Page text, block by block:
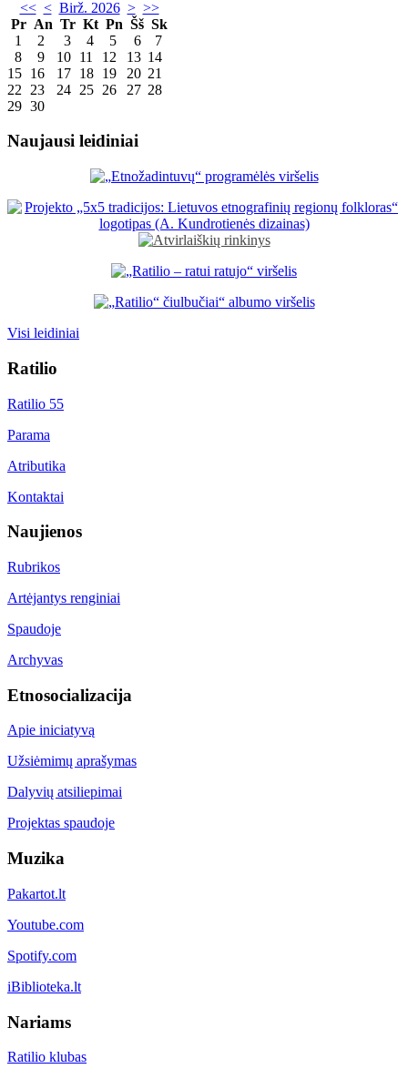
<< < Birž. 2026 > >>
Pr An Tr Kt Pn Šš Sk
1
2 3 4 5 6
7
8
9 10 11 12 13 14
15 16 17 18 19 20 21
22
23 24 25 26 27 28
29 30
Naujausi leidiniai
Visi leidiniai
Ratilio
Ratilio 55
Parama
Atributika
Kontaktai
Naujienos
Rubrikos
Artėjantys renginiai
Spaudoje
Archyvas
Etnosocializacija
Apie iniciatyvą
Užsiėmimų aprašymas
Dalyvių atsiliepimai
Projektas spaudoje
Muzika
Pakartot.lt
Youtube.com
Spotify.com
iBiblioteka.lt
Nariams
Ratilio klubas